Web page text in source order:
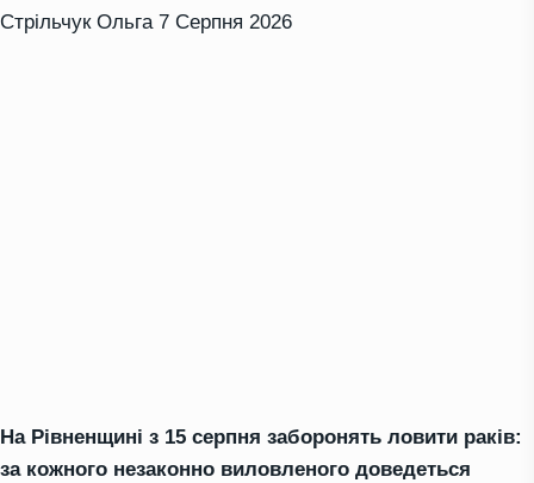
Стрільчук Ольга 7 Серпня 2026
На Рівненщині з 15 серпня заборонять ловити раків:
за кожного незаконно виловленого доведеться